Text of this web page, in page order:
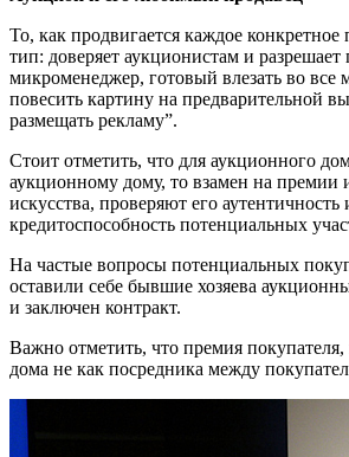
То, как продвигается каждое
тип: доверяет аукционистам и
микроменеджер, готовый влезать во все
повесить картину на предварительной
размещать рекламу”.
Стоит отметить, что для аукционного
аукционному дому, то взамен на премии
искусства, проверяют его
кредитоспособность потенциальных
На частые вопросы потенциальных
оставили себе бывшие хозяева
и заключен контракт.
Важно отметить, что премия
дома не как посредника между